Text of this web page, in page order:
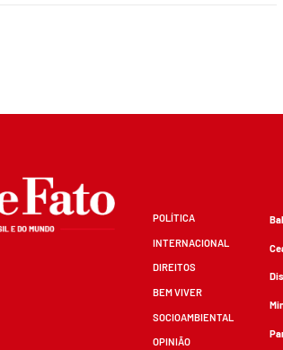
POLÍTICA
INTERNACIONAL
DIREITOS
BEM VIVER
SOCIOAMBIENTAL
OPINIÃO